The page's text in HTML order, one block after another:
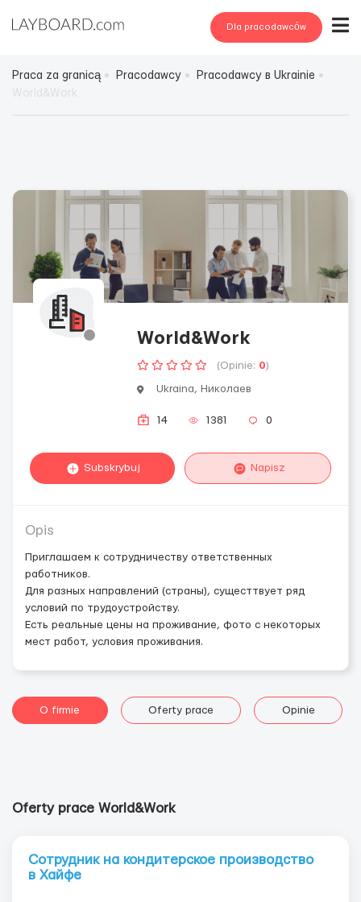
Dla pracodawców
Praca za granicą Pracodawcy
Pracodawcy в Ukrainie
World&Work
(Opinie: 0)
Ukraina, Николаев
14 1381 0
Subskrybuj Napisz
Opis
Приглашаем к сотрудничеству ответственных
работников.
Для разных направлений (страны), сущесттвует ряд
условий по трудоустройству.
Есть реальные цены на проживание, фото с некоторых
мест работ, условия проживания.
O firmie Oferty prace Opinie
Oferty prace World&Work
Сотрудник на кондитерское производство
в Хайфе